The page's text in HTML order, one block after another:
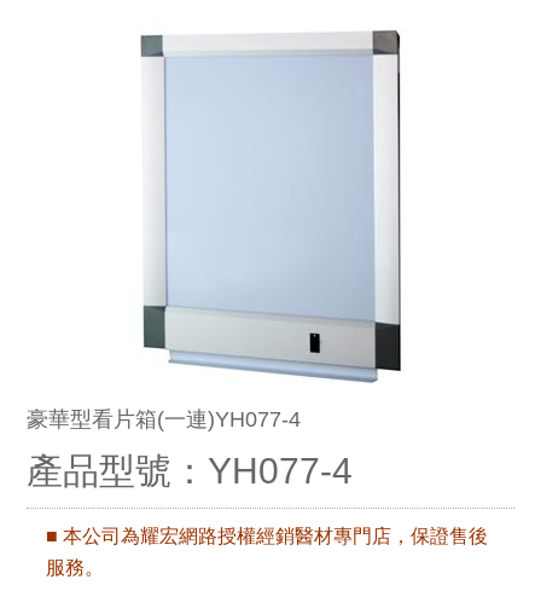
豪華型看片箱(一連)YH077-4
產品型號：YH077-4
■ 本公司為耀宏網路授權經銷醫材專門店，保證售後
服務。